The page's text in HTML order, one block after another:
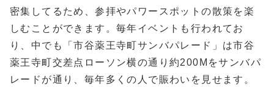
密集してるため、参拝やパワースポットの散策を楽
しむことができます。毎年イベントも行われてお
り、中でも「市谷薬王寺町サンバパレード」は市谷
薬王寺町交差点ローソン横の通り約200Mをサンバパ
レードが通り、毎年多くの人で賑わいを見せます。